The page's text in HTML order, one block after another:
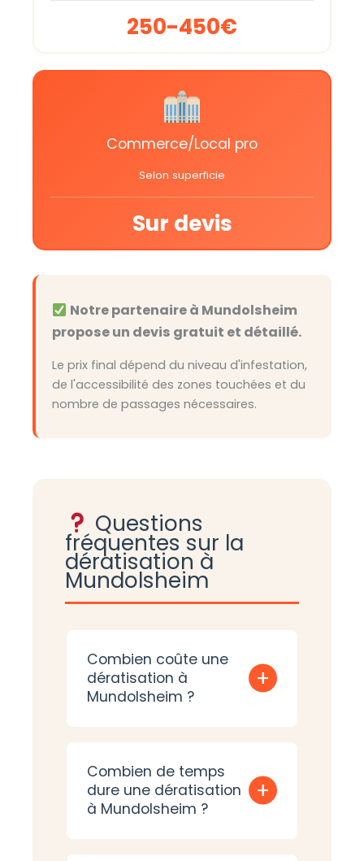
250-450€
Commerce/Local pro
Selon superficie
Sur devis
Notre partenaire à Mundolsheim
propose un devis gratuit et détaillé.
Le prix final dépend du niveau d'infestation,
de l'accessibilité des zones touchées et du
nombre de passages nécessaires.
Questions
fréquentes sur la
dératisation à
Mundolsheim
Combien coûte une
dératisation à
Mundolsheim ?
+
Combien de temps
dure une dératisation
à Mundolsheim ?
+